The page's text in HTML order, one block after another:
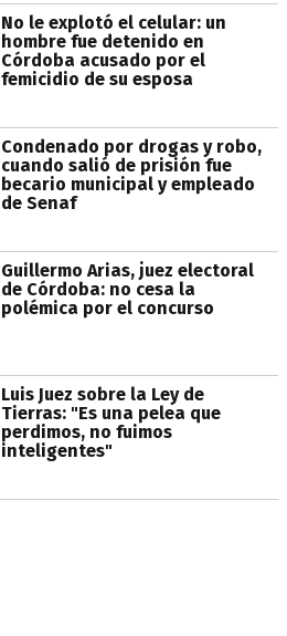
No le explotó el celular: un
hombre fue detenido en
Córdoba acusado por el
femicidio de su esposa
Condenado por drogas y robo,
cuando salió de prisión fue
becario municipal y empleado
de Senaf
Guillermo Arias, juez electoral
de Córdoba: no cesa la
polémica por el concurso
Luis Juez sobre la Ley de
Tierras: "Es una pelea que
perdimos, no fuimos
inteligentes"